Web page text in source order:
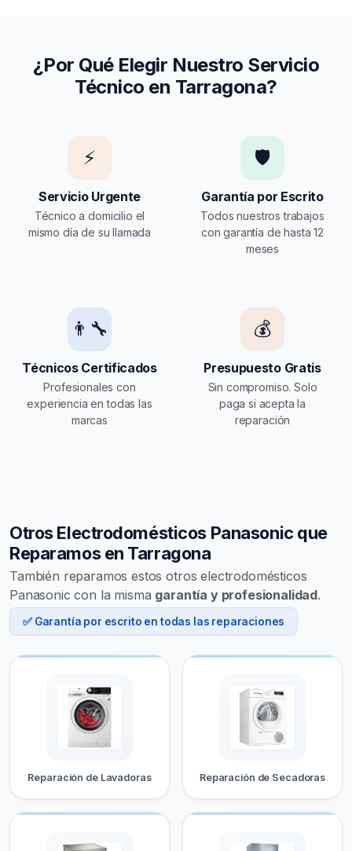
¿Por Qué Elegir Nuestro Servicio
Técnico en Tarragona?
⚡
Servicio Urgente
Técnico a domicilio el
mismo día de su llamada
🛡️
Garantía por Escrito
Todos nuestros trabajos
con garantía de hasta 12
meses
👨‍🔧
Técnicos Certificados
Profesionales con
experiencia en todas las
marcas
💰
Presupuesto Gratis
Sin compromiso. Solo
paga si acepta la
reparación
Otros Electrodomésticos Panasonic que
Reparamos en Tarragona
También reparamos estos otros electrodomésticos
Panasonic con la misma garantía y profesionalidad.
✅ Garantía por escrito en todas las reparaciones
Reparación de Lavadoras Reparación de Secadoras